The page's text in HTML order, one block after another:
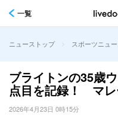
一覧
ニューストップ > スポーツニュー
ブライトンの35歳
点目を記録！ マレ
2026年4月23日 0時15分